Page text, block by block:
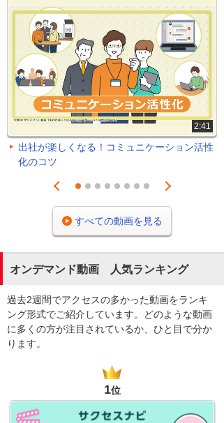
2:41
出社が楽しくなる！コミュニケーション活性
化のコツ
Prev
1 2 3 4 5 6 7 8
Next
すべての動画を見る
オンデマンド動画 人気ランキング
過去2週間でアクセスの多かった動画をランキ
ング形式でご紹介しています。どのような動画
に多くの方が注目されているか、ひと目で分か
ります。
1位